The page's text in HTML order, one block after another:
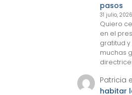
pasos
31 julio, 2026
Quiero
en el
gratitud y
muchas
Patricia
habitar